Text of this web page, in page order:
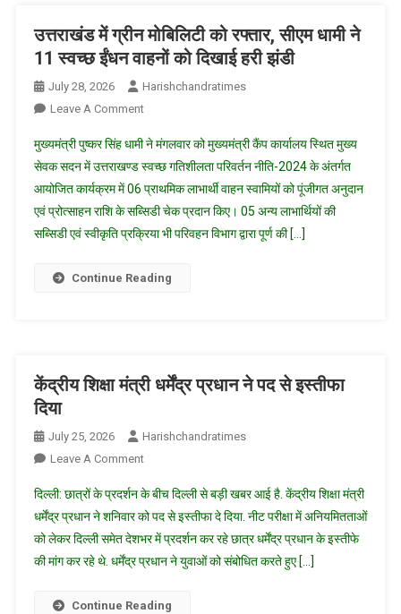
हुए
मुख्यमंत्री
उत्तराखंड में ग्रीन मोबिलिटी को रफ्तार, सीएम धामी ने
11 स्वच्छ ईंधन वाहनों को दिखाई हरी झंडी
July 28, 2026
Harishchandratimes
Leave A CommentOn
में
ग्रीन
मोबिलिटी
को
रफ्तार,
धामी
वाहनों
को
हरी
झंडी
मुख्यमंत्री पुष्कर सिंह धामी ने मंगलवार को मुख्यमंत्री कैंप कार्यालय स्थित मुख्य
सेवक सदन में उत्तराखण्ड स्वच्छ गतिशीलता परिवर्तन नीति-2024 के अंतर्गत
आयोजित कार्यक्रम में 06 प्राथमिक लाभार्थी वाहन स्वामियों को पूंजीगत अनुदान
एवं प्रोत्साहन राशि के सब्सिडी चेक प्रदान किए। 05 अन्य लाभार्थियों की
सब्सिडी एवं स्वीकृति प्रक्रिया भी परिवहन विभाग द्वारा पूर्ण की […]
Continue Reading
केंद्रीय शिक्षा मंत्री धर्मेंद्र प्रधान ने पद से इस्तीफा
दिया
July 25, 2026
Harishchandratimes
Leave A CommentOn
शिक्षा
मंत्री
धर्मेंद्र
प्रधान
पद
दिल्ली: छात्रों के प्रदर्शन के बीच दिल्ली से बड़ी खबर आई है. केंद्रीय शिक्षा मंत्री
धर्मेंद्र प्रधान ने शनिवार को पद से इस्तीफा दे दिया. नीट परीक्षा में अनियमितताओं
को लेकर दिल्ली समेत देशभर में प्रदर्शन कर रहे छात्र धर्मेंद्र प्रधान के इस्तीफे
की मांग कर रहे थे. धर्मेंद्र प्रधान ने युवाओं को संबोधित करते हुए […]
Continue Reading